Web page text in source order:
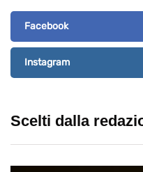
Facebook
Instagram
Scelti dalla